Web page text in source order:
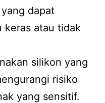
dapat
keras atau tidak
silikon yang
risiko
yang sensitif.